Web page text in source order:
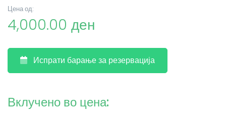
Цена од:
4,000.00 ден
Испрати барање за резервација
Вклучено во цена: